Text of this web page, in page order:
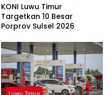
KONI Luwu Timur
Targetkan 10 Besar
Porprov Sulsel 2026